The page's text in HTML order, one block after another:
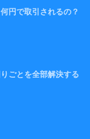
円で取引されるの？
ごとを全部解決する